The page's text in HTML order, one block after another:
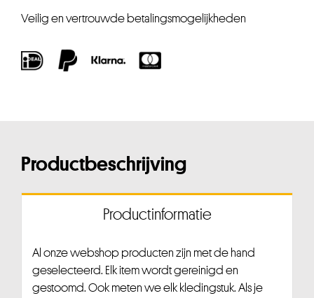
Veilig en vertrouwde betalingsmogelijkheden
Productbeschrijving
Productinformatie
Al onze webshop producten zijn met de hand
geselecteerd. Elk item wordt gereinigd en
gestoomd. Ook meten we elk kledingstuk. Als je